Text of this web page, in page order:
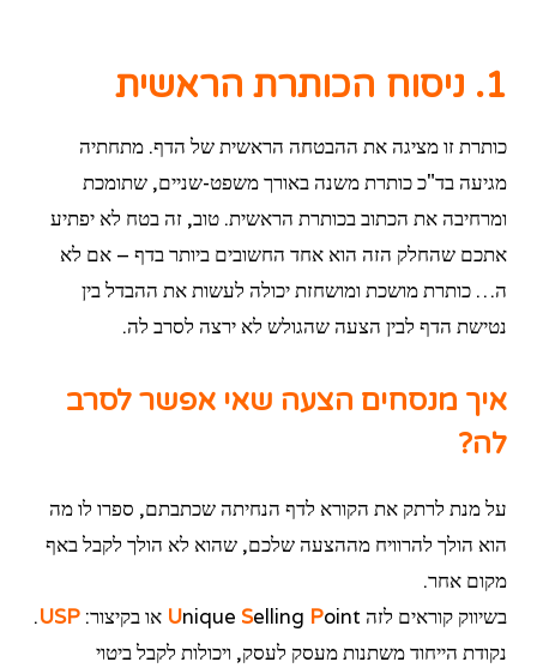
1. ניסוח הכותרת הראשית
כותרת זו מציגה את ההבטחה הראשית של הדף. מתחתיה
מגיעה בד"כ כותרת משנה באורך משפט-שניים, שתומכת
ומרחיבה את הכתוב בכותרת הראשית. טוב, זה בטח לא יפתיע
אתכם שהחלק הזה הוא אחד החשובים ביותר בדף – אם לא
ה… כותרת מושכת ומושחזת יכולה לעשות את ההבדל בין
נטישת הדף לבין הצעה שהגולש לא ירצה לסרב לה.
איך מנסחים הצעה שאי אפשר לסרב
לה?
על מנת לרתק את הקורא לדף הנחיתה שכתבתם, ספרו לו מה
הוא הולך להרוויח מההצעה שלכם, שהוא לא הולך לקבל באף
מקום אחר.
בשיווק קוראים לזה
Unique Selling Point או בקיצור: USP
.
נקודת הייחוד משתנות מעסק לעסק, ויכולות לקבל ביטוי